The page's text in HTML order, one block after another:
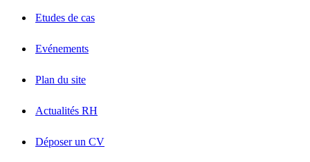
Etudes de cas
Evénements
Plan du site
Actualités RH
Déposer un CV